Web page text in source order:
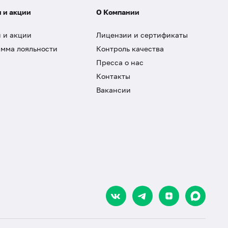
и акции
и акции
лояльности
О Компании
Лицензии и сертификаты
Контроль качества
Пресса о нас
Контакты
Вакансии